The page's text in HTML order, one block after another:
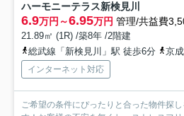
ハーモニーテラス新検見川
6.9万円～6.95万円 管理/共益費
21.89㎡ (1R) /築8年 /2階建
総武線「新検見川」駅 徒歩6分
京成
インターネット対応
ご希望の条件にぴったりと合った物件探